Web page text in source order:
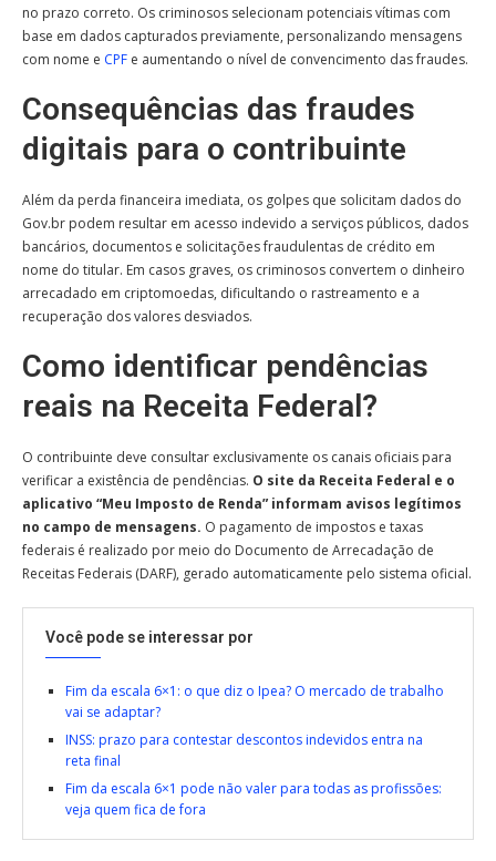
no prazo correto. Os criminosos selecionam potenciais vítimas com
base em dados capturados previamente, personalizando mensagens
com nome e CPF e aumentando o nível de convencimento das fraudes.
Consequências das fraudes
digitais para o contribuinte
Além da perda financeira imediata, os golpes que solicitam dados do
Gov.br podem resultar em acesso indevido a serviços públicos, dados
bancários, documentos e solicitações fraudulentas de crédito em
nome do titular. Em casos graves, os criminosos convertem o dinheiro
arrecadado em criptomoedas, dificultando o rastreamento e a
recuperação dos valores desviados.
Como identificar pendências
reais na Receita Federal?
O contribuinte deve consultar exclusivamente os canais oficiais para
verificar a existência de pendências. O site da Receita Federal e o
aplicativo “Meu Imposto de Renda” informam avisos legítimos
no campo de mensagens. O pagamento de impostos e taxas
federais é realizado por meio do Documento de Arrecadação de
Receitas Federais (DARF), gerado automaticamente pelo sistema oficial.
Você pode se interessar por
Fim da escala 6×1: o que diz o Ipea? O mercado de trabalho
vai se adaptar?
INSS: prazo para contestar descontos indevidos entra na
reta final
Fim da escala 6×1 pode não valer para todas as profissões:
veja quem fica de fora